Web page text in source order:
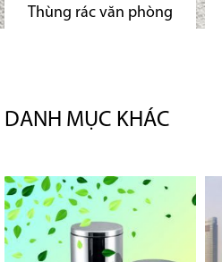
Thùng rác văn phòng
DANH MỤC KHÁC